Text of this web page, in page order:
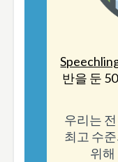
반을 둔
우리는
최고 수
위해